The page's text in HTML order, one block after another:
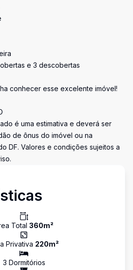
e 3 descobertas
conhecer esse excelente imóvel!
é uma estimativa e deverá ser
de ônus do imóvel ou na
DF. Valores e condições sujeitos a
Total 360m²
Privativa 220m²
3 Dormitórios